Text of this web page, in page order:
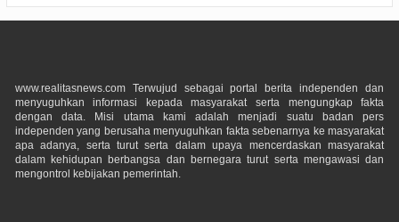
www.realitasnews.com Terwujud sebagai portal berita independen dan
menyuguhkan informasi kepada masyarakat serta mengungkap fakta
dengan data. Misi utama kami adalah menjadi suatu badan pers
independen yang berusaha menyuguhkan fakta sebenarnya ke masyarakat
apa adanya, serta turut serta dalam upaya mencerdaskan masyarakat
dalam kehidupan berbangsa dan bernegara turut serta mengawasi dan
mengontrol kebijakan pemerintah.